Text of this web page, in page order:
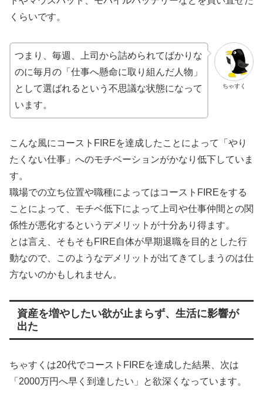
くらいです。
ちゃすく
つまり、毎週、上司から詰められてばかりな
のに毎月の「仕事へ懸命に取り組んだ人物」
として選ばれるという不思議な状態になって
います。
こんな風にコーストFIREを達成したことによって「やり
たくない仕事」へのモチベーションがかなり低下していま
す。
職場での立ち位置や職種によってはコーストFIREをする
ことによって、モチベ低下によって上司や仕事仲間との関
係性が悪化するというデメリットが十分あり得ます。
とは言え、そもそもFIRE自体が早期退職を目的とした行
動なので、このようなデメリットが出てきてしまうのは仕
方ないのかもしれません。
資産を増やしたい欲が止まらず、生活に影響が
出た
ちゃすくは20代でコーストFIREを達成した結果、次は
「2000万円へ早く到達したい」と欲深くなっています。